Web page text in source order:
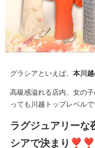
グラシアといえば、 本川
高級感溢れる店内、女の
っても川越トップレベル
ラグジュアリーな
シアで決まり